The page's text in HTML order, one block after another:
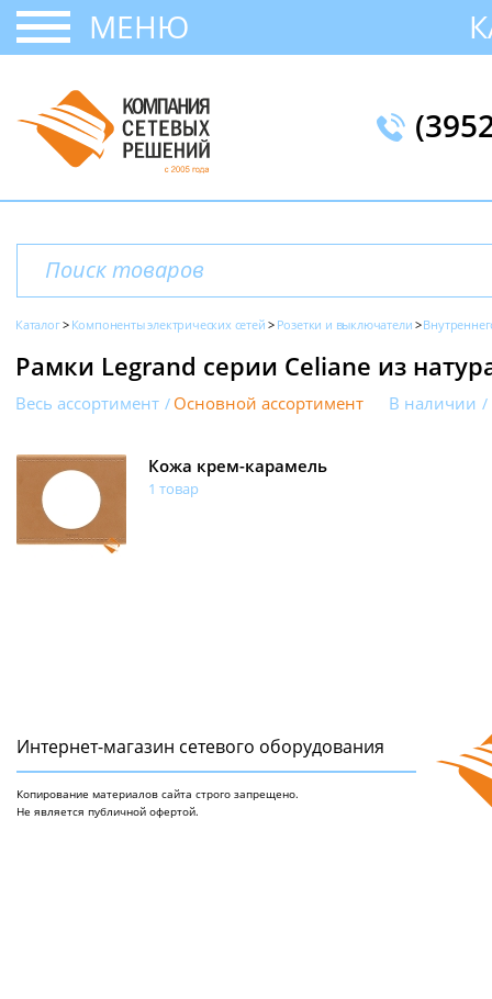
МЕНЮ
Каталог Компоненты электрических сетей Розетки и выключатели
Рамки Legrand серии Celiane из
Весь ассортимент Основной ассортимент В наличии
Кожа крем-карамель
1 товар
Интернет-магазин сетeвого оборудования
Копирование материалов сайта строго запрещено.
Не является публичной офертой.